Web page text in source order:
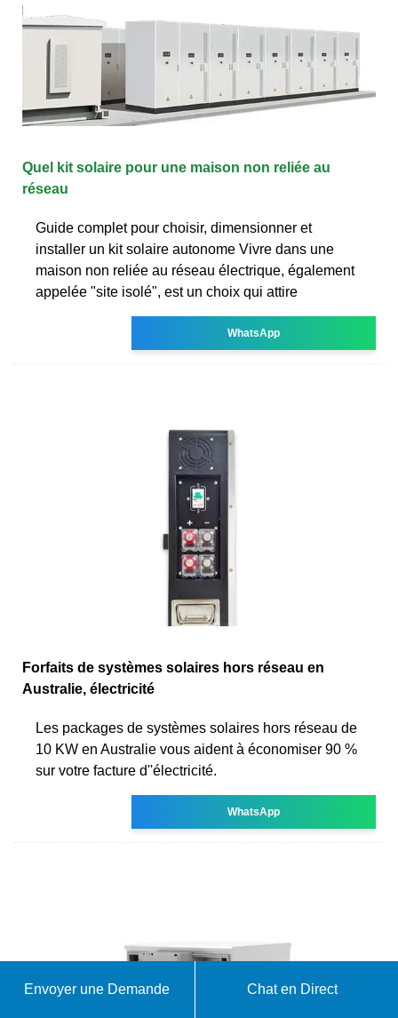
Quel kit solaire pour une maison non reliée au
réseau
Guide complet pour choisir, dimensionner et
installer un kit solaire autonome Vivre dans une
maison non reliée au réseau électrique, également
appelée "site isolé", est un choix qui attire
WhatsApp
Forfaits de systèmes solaires hors réseau en
Australie, électricité
Les packages de systèmes solaires hors réseau de
10 KW en Australie vous aident à économiser 90 %
sur votre facture d''électricité.
WhatsApp
Envoyer une Demande Chat en Direct